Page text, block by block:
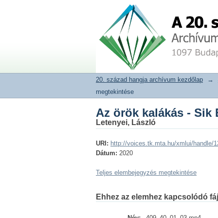
Az örök kalákás - Sik
20. század hangja archívum
20. század hangja archívum kezdőlap →
megtekintése
Az örök kalákás - Sik
Letenyei, László
URI: http://voices.tk.mta.hu/xmlui/handle/
Dátum: 2020
Teljes elembejegyzés megtekintése
Ehhez az elemhez kapcsolódó